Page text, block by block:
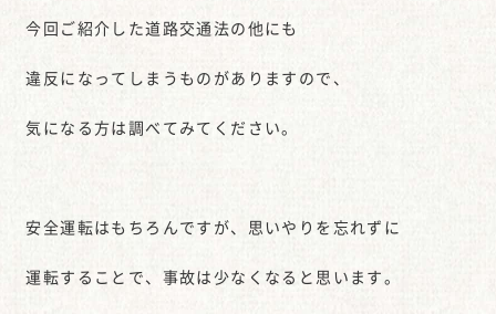
今回ご紹介した道路交通法の他にも
違反になってしまうものがありますので、
気になる方は調べてみてください。
安全運転はもちろんですが、思いやりを忘れずに
運転することで、事故は少なくなると思います。